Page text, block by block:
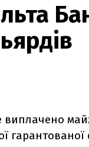
виплачено
гарантованої